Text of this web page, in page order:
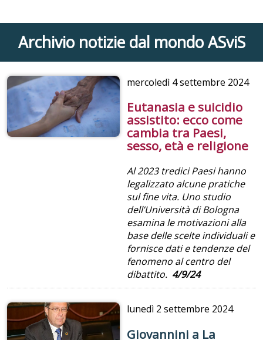
Archivio notizie dal mondo ASviS
mercoledì 4 settembre 2024
Eutanasia e suicidio
assistito: ecco come
cambia tra Paesi,
sesso, età e religione
Al 2023 tredici Paesi hanno
legalizzato alcune pratiche
sul fine vita. Uno studio
dell’Università di Bologna
esamina le motivazioni alla
base delle scelte individuali e
fornisce dati e tendenze del
fenomeno al centro del
dibattito. 4/9/24
lunedì 2 settembre 2024
Giovannini a La